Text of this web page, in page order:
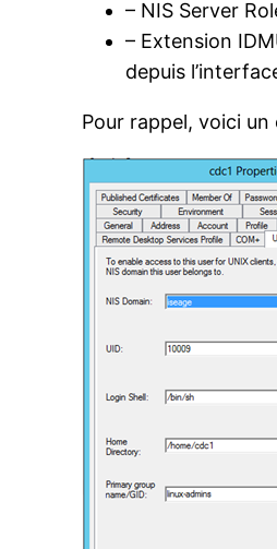
– NIS Server
– Extension
depuis
Pour rappel, voici un